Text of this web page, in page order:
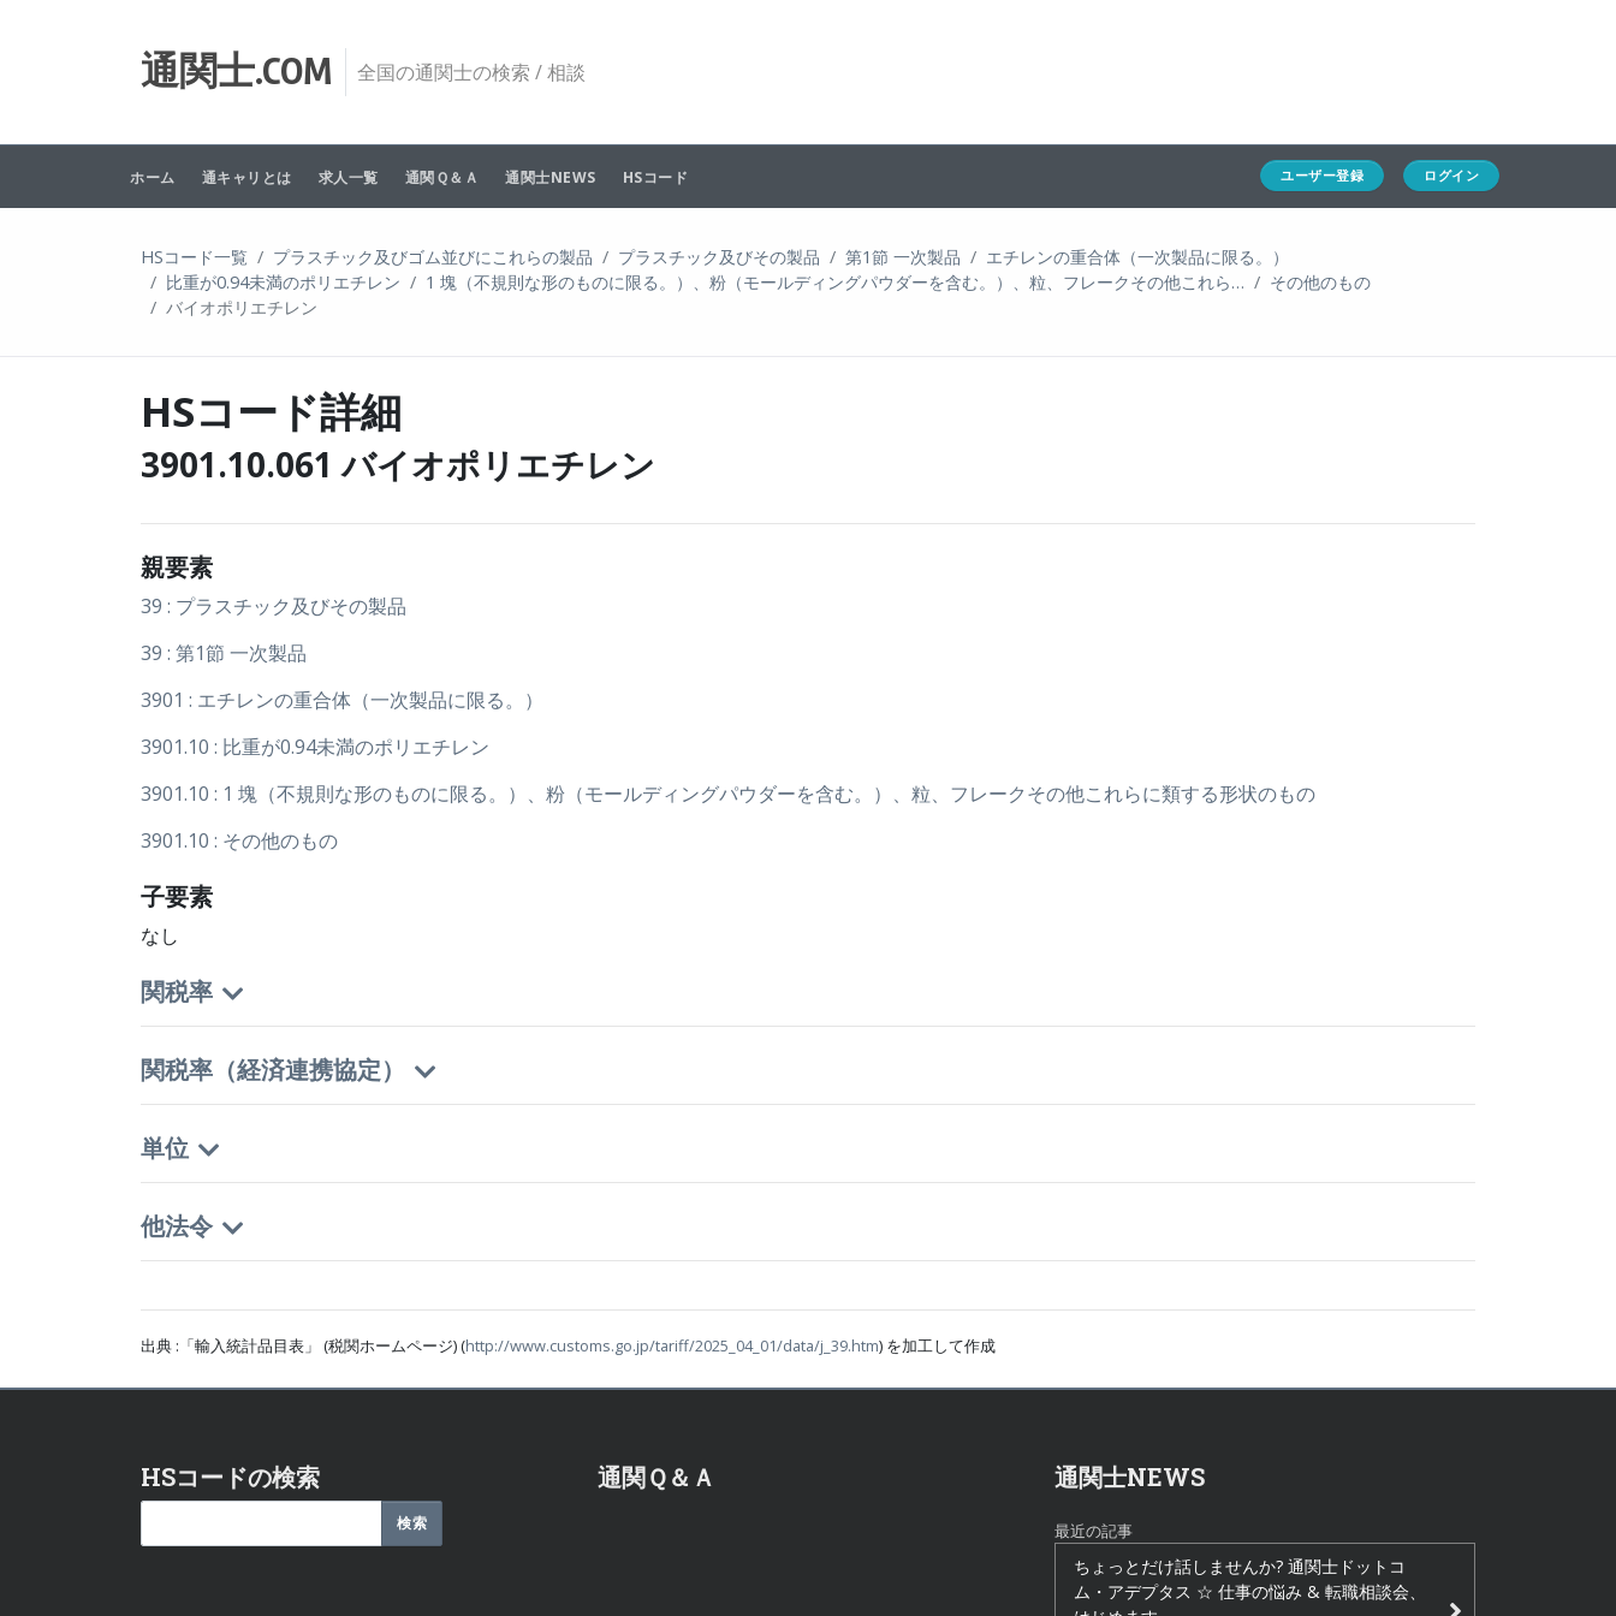
通関士.COM 全国の通関士の検索 / 相談
ホーム 通キャリとは 求人一覧 通関Ｑ＆Ａ 通関士NEWS HSコード ユーザー登録 ログイン
HSコード一覧 プラスチック及びゴム並びにこれらの製品 プラスチック及びその製品 第1節 一次製品
エチレンの重合体（一次製品に限る。）
比重が0.94未満のポリエチレン
1 塊（不規則な形のものに限る。）、粉（モールディングパウダーを含む。）、粒、フレークその他これら…
その他のもの
バイオポリエチレン
HSコード詳細
3901.10.061 バイオポリエチレン
親要素
39 : プラスチック及びその製品
39 : 第1節 一次製品
3901 : エチレンの重合体（一次製品に限る。）
3901.10 : 比重が0.94未満のポリエチレン
3901.10 : 1 塊（不規則な形のものに限る。）、粉（モールディングパウダーを含む。）、粒、フレークその他これらに類する形状のもの
3901.10 : その他のもの
子要素
なし
関税率
関税率（経済連携協定）
単位
他法令
出典 :「輸入統計品目表」 (税関ホームページ) (http://www.customs.go.jp/tariff/2025_04_01/data/j_39.htm) を加工して作成
HSコードの検索 通関Ｑ＆Ａ 通関士NEWS
最近の記事
ちょっとだけ話しませんか? 通関士ドットコ
ム・アデプタス ☆ 仕事の悩み & 転職相談会、
求人一覧
通関Ｑ＆Ａ
通関士NEWS